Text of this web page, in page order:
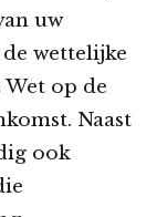
uw
wettelijke
op de
Naast
ook